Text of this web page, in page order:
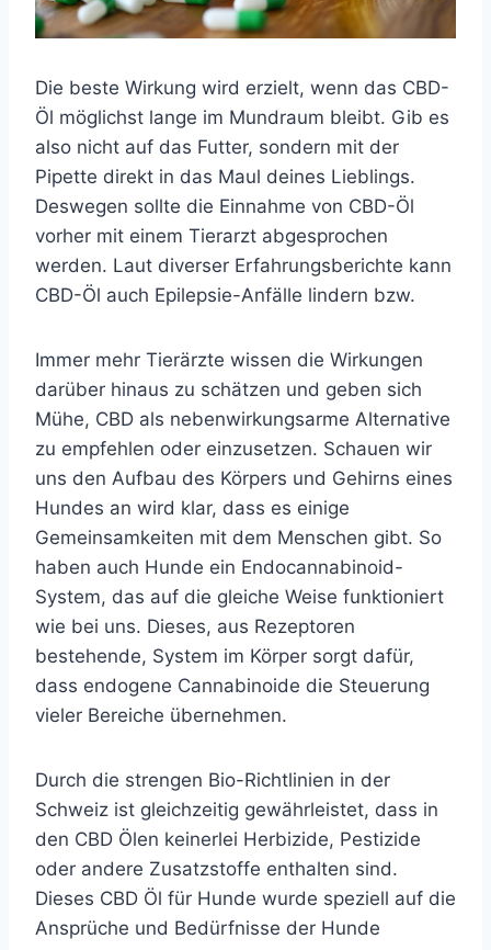
Die beste Wirkung wird erzielt, wenn das CBD-
Öl möglichst lange im Mundraum bleibt. Gib es
also nicht auf das Futter, sondern mit der
Pipette direkt in das Maul deines Lieblings.
Deswegen sollte die Einnahme von CBD-Öl
vorher mit einem Tierarzt abgesprochen
werden. Laut diverser Erfahrungsberichte kann
CBD-Öl auch Epilepsie-Anfälle lindern bzw.
Immer mehr Tierärzte wissen die Wirkungen
darüber hinaus zu schätzen und geben sich
Mühe, CBD als nebenwirkungsarme Alternative
zu empfehlen oder einzusetzen. Schauen wir
uns den Aufbau des Körpers und Gehirns eines
Hundes an wird klar, dass es einige
Gemeinsamkeiten mit dem Menschen gibt. So
haben auch Hunde ein Endocannabinoid-
System, das auf die gleiche Weise funktioniert
wie bei uns. Dieses, aus Rezeptoren
bestehende, System im Körper sorgt dafür,
dass endogene Cannabinoide die Steuerung
vieler Bereiche übernehmen.
Durch die strengen Bio-Richtlinien in der
Schweiz ist gleichzeitig gewährleistet, dass in
den CBD Ölen keinerlei Herbizide, Pestizide
oder andere Zusatzstoffe enthalten sind.
Dieses CBD Öl für Hunde wurde speziell auf die
Ansprüche und Bedürfnisse der Hunde